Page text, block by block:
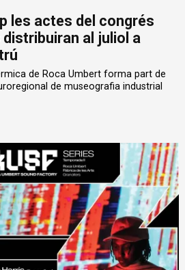
les actes del congrés
distribuiran al juliol a
de Roca Umbert forma part de
de museografia industrial